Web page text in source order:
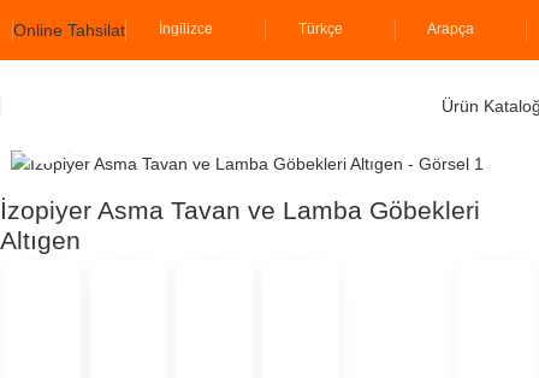
Online Tahsilat İngilizce Türkçe Arapça
Ürün
İzopiyer Asma Tavan ve Lamba Göbekleri
Altıgen